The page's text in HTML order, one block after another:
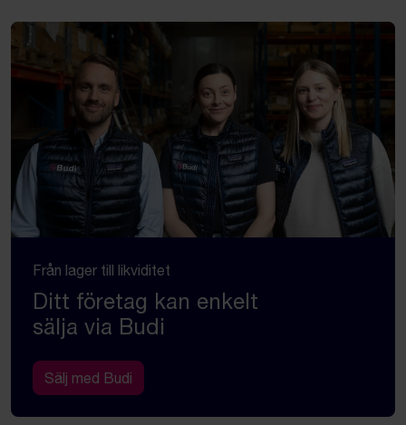
Från lager till likviditet
Ditt företag kan enkelt
sälja via Budi
Sälj med Budi